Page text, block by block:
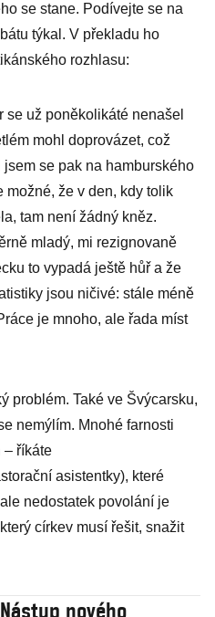
se stane. Podívejte se na
týkal. V překladu ho
rozhlasu:
už poněkolikáté nenašel
mohl doprovázet, což
se pak na hamburského
možné, že v den, kdy tolik
tam není žádný kněz.
mladý, mi rezignovaně
to vypadá ještě hůř a že
jsou ničivé: stále méně
je mnoho, ale řada míst
problém. Také ve Švýcarsku,
nemýlím. Mnohé farnosti
– říkáte
asistentky), které
nedostatek povolání je
církev musí řešit, snažit
Nástup nového